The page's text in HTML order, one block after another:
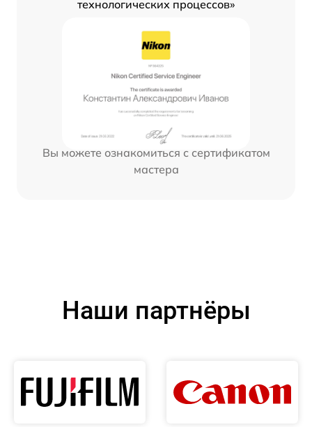
технологических процессов»
Вы можете ознакомиться с сертификатом
мастера
Наши партнёры